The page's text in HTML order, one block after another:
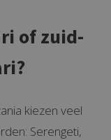
of zuid-
kiezen veel
Serengeti,